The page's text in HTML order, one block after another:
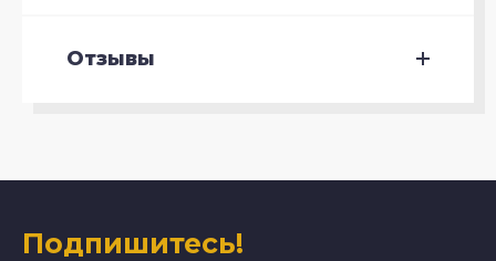
Отзывы
Подпишитесь!